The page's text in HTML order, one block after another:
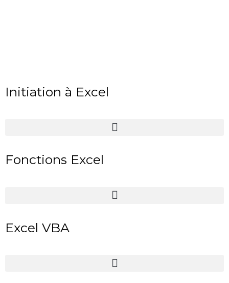
Initiation à Excel
Fonctions Excel
Excel VBA